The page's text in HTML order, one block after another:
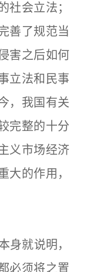
社会立法；
善了规范当
害之后如何
立法和民事
，我国有关
完整的十分
义市场经济
大的作用，
就说明，
必须将之置